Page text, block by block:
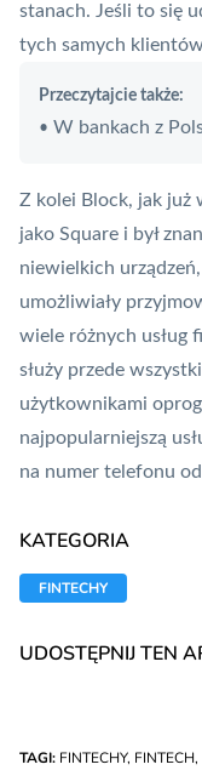
stanach. Jeśli to się
tych samych
Przeczytajcie także:
• W bankach z
Z kolei Block, jak już
jako Square i był
niewielkich
umożliwiały
wiele różnych usług
służy przede
użytkownikami
najpopularniejszą
na numer telefonu
KATEGORIA
FINTECHY
UDOSTĘPNIJ TEN
TAGI: FINTECHY, FINTECH,